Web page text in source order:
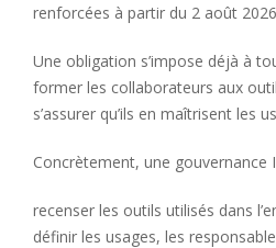
renforcées à partir du 2 août
Une obligation s’impose déjà à
former les collaborateurs aux
s’assurer qu’ils en maîtrisent les
Concrètement, une gouvernance
recenser les outils utilisés dans
définir les usages, les